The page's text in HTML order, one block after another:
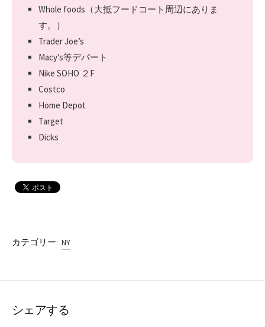
Whole foods（大抵フードコート周辺にありま
す。）
Trader Joe’s
Macy’s等デパート
Nike SOHO ２F
Costco
Home Depot
Target
Dicks
カテゴリー: NY
シェアする